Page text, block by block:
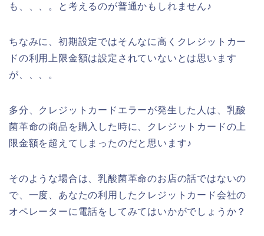
も、、、。と考えるのが普通かもしれません♪
ちなみに、初期設定ではそんなに高くクレジットカー
ドの利用上限金額は設定されていないとは思います
が、、、。
多分、クレジットカードエラーが発生した人は、乳酸
菌革命の商品を購入した時に、クレジットカードの上
限金額を超えてしまったのだと思います♪
そのような場合は、乳酸菌革命のお店の話ではないの
で、一度、あなたの利用したクレジットカード会社の
オペレーターに電話をしてみてはいかがでしょうか？